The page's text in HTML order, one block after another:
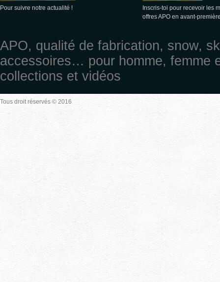
Pour suivre notre actualité !
Inscris-toi pour recevoir les
offres APO en avant-
APO, qualité de fabrication, snow,
accessoires… pour homme, femme
collections et vidéos
Tous droit réservés © 2016